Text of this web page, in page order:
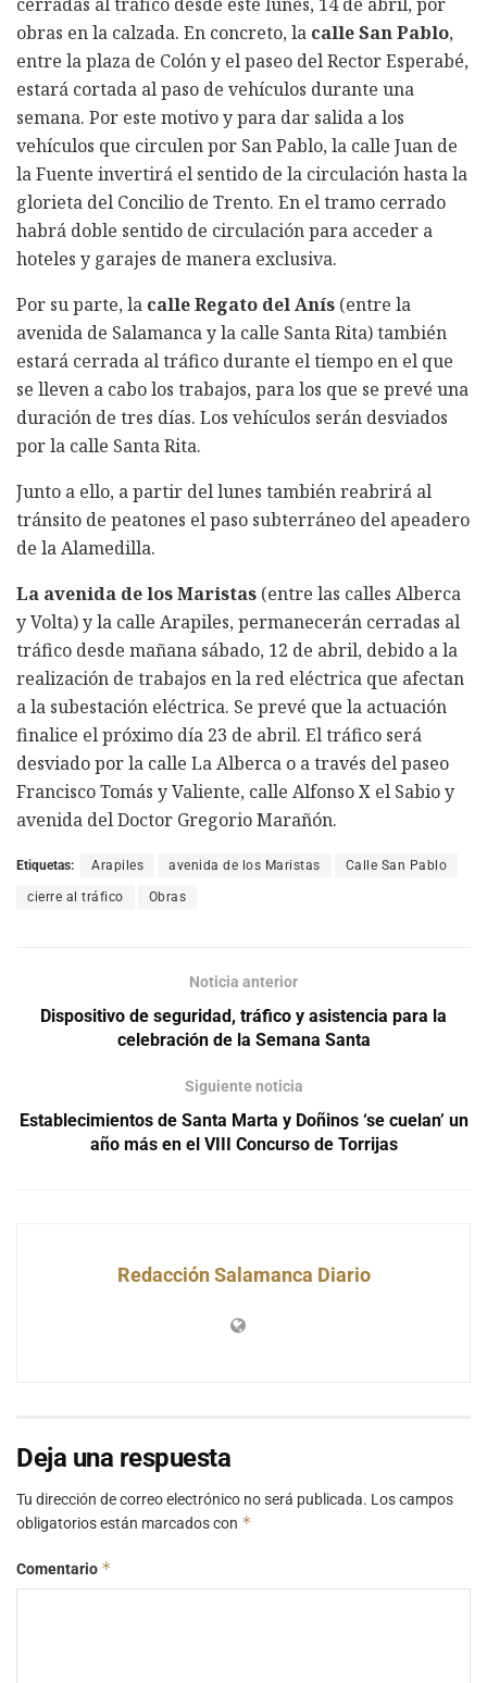
obras en la calzada. En concreto, la calle San Pablo,
entre la plaza de Colón y el paseo del Rector Esperabé,
estará cortada al paso de vehículos durante una
semana. Por este motivo y para dar salida a los
vehículos que circulen por San Pablo, la calle Juan de
la Fuente invertirá el sentido de la circulación hasta la
glorieta del Concilio de Trento. En el tramo cerrado
habrá doble sentido de circulación para acceder a
hoteles y garajes de manera exclusiva.
Por su parte, la calle Regato del Anís (entre la
avenida de Salamanca y la calle Santa Rita) también
estará cerrada al tráfico durante el tiempo en el que
se lleven a cabo los trabajos, para los que se prevé una
duración de tres días. Los vehículos serán desviados
por la calle Santa Rita.
Junto a ello, a partir del lunes también reabrirá al
tránsito de peatones el paso subterráneo del apeadero
de la Alamedilla.
La avenida de los Maristas (entre las calles Alberca
y Volta) y la calle Arapiles, permanecerán cerradas al
tráfico desde mañana sábado, 12 de abril, debido a la
realización de trabajos en la red eléctrica que afectan
a la subestación eléctrica. Se prevé que la actuación
finalice el próximo día 23 de abril. El tráfico será
desviado por la calle La Alberca o a través del paseo
Francisco Tomás y Valiente, calle Alfonso X el Sabio y
avenida del Doctor Gregorio Marañón.
Etiquetas: Arapiles avenida de los Maristas Calle San Pablo
cierre al tráfico Obras
Noticia anterior
Dispositivo de seguridad, tráfico y asistencia para la
celebración de la Semana Santa
Siguiente noticia
Establecimientos de Santa Marta y Doñinos ‘se cuelan’ un
año más en el VIII Concurso de Torrijas
Redacción Salamanca Diario
Deja una respuesta
Tu dirección de correo electrónico no será publicada. Los campos
obligatorios están marcados con *
Comentario *